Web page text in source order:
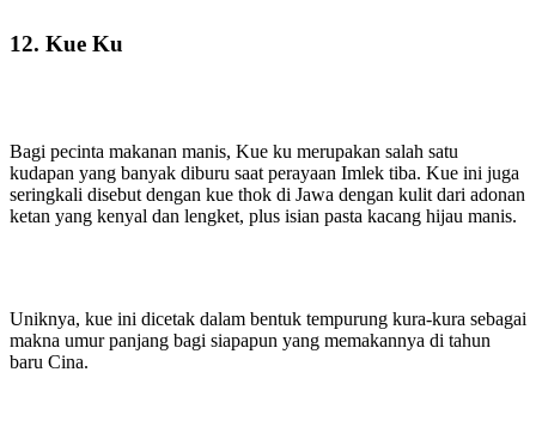
12. Kue Ku
Bagi pecinta makanan manis, Kue ku merupakan salah satu
kudapan yang banyak diburu saat perayaan Imlek tiba. Kue ini juga
seringkali disebut dengan kue thok di Jawa dengan kulit dari adonan
ketan yang kenyal dan lengket, plus isian pasta kacang hijau manis.
Uniknya, kue ini dicetak dalam bentuk tempurung kura-kura sebagai
makna umur panjang bagi siapapun yang memakannya di tahun
baru Cina.